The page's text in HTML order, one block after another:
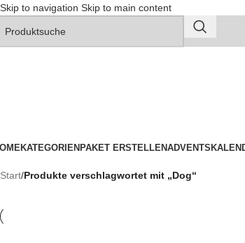
Skip to navigation Skip to main content
KATEGORIEN PAKET ERSTELLEN
Start/Produkte verschlagwortet mit „Dog“